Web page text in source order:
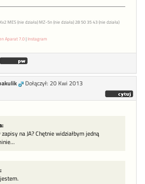
MES (nie działa) MZ-5n (nie działa) 28 50 35 43 (nie działa)
Aparat 7.0|Instagram
Dołączył: 20 Kwi 2013
na JA? Chętnie widziałbym jedną